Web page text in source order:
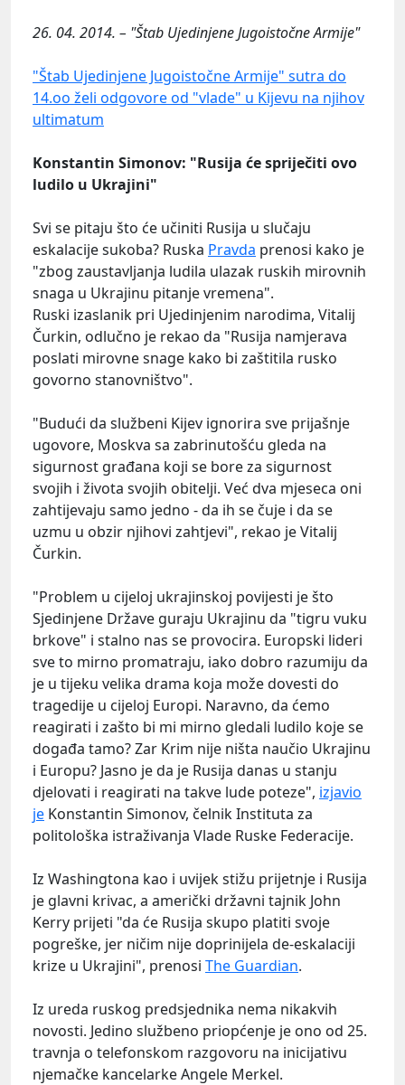
26. 04. 2014. – "Štab Ujedinjene Jugoistočne Armije"
"Štab Ujedinjene Jugoistočne Armije" sutra do
14.oo želi odgovore od "vlade" u Kijevu na njihov
ultimatum
Konstantin Simonov: "Rusija će spriječiti ovo
ludilo u Ukrajini"
Svi se pitaju što će učiniti Rusija u slučaju
eskalacije sukoba? Ruska Pravda prenosi kako je
"zbog zaustavljanja ludila ulazak ruskih mirovnih
snaga u Ukrajinu pitanje vremena".
Ruski izaslanik pri Ujedinjenim narodima, Vitalij
Čurkin, odlučno je rekao da "Rusija namjerava
poslati mirovne snage kako bi zaštitila rusko
govorno stanovništvo".
"Budući da službeni Kijev ignorira sve prijašnje
ugovore, Moskva sa zabrinutošću gleda na
sigurnost građana koji se bore za sigurnost
svojih i života svojih obitelji. Već dva mjeseca oni
zahtijevaju samo jedno - da ih se čuje i da se
uzmu u obzir njihovi zahtjevi", rekao je Vitalij
Čurkin.
"Problem u cijeloj ukrajinskoj povijesti je što
Sjedinjene Države guraju Ukrajinu da "tigru vuku
brkove" i stalno nas se provocira. Europski lideri
sve to mirno promatraju, iako dobro razumiju da
je u tijeku velika drama koja može dovesti do
tragedije u cijeloj Europi. Naravno, da ćemo
reagirati i zašto bi mi mirno gledali ludilo koje se
događa tamo? Zar Krim nije ništa naučio Ukrajinu
i Europu? Jasno je da je Rusija danas u stanju
djelovati i reagirati na takve lude poteze", izjavio
je Konstantin Simonov, čelnik Instituta za
politološka istraživanja Vlade Ruske Federacije.
Iz Washingtona kao i uvijek stižu prijetnje i Rusija
je glavni krivac, a američki državni tajnik John
Kerry prijeti "da će Rusija skupo platiti svoje
pogreške, jer ničim nije doprinijela de-eskalaciji
krize u Ukrajini", prenosi The Guardian.
Iz ureda ruskog predsjednika nema nikakvih
novosti. Jedino službeno priopćenje je ono od 25.
travnja o telefonskom razgovoru na inicijativu
njemačke kancelarke Angele Merkel.